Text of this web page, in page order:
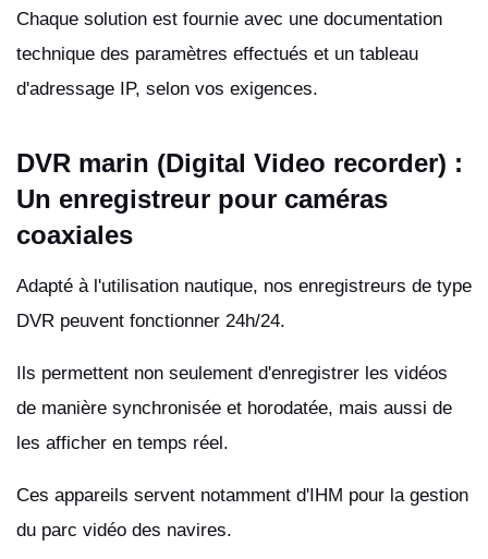
Chaque solution est fournie avec une documentation
technique des paramètres effectués et un tableau
d'adressage IP, selon vos exigences.
DVR marin (Digital Video recorder) :
Un enregistreur pour caméras
coaxiales
Adapté à l'utilisation nautique, nos enregistreurs de type
DVR peuvent fonctionner 24h/24.
Ils permettent non seulement d'enregistrer les vidéos
de manière synchronisée et horodatée, mais aussi de
les afficher en temps réel.
Ces appareils servent notamment d'IHM pour la gestion
du parc vidéo des navires.